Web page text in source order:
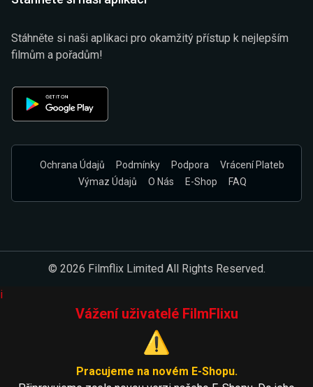
Stáhněte si naši aplikaci pro okamžitý přístup k nejlepším
filmům a pořadům!
Ochrana Údajů Podmínky Podpora
Vrácení Plateb
Výmaz Údajů
O Nás E-Shop FAQ
© 2026 Filmflix Limited All Rights Reserved.
i
Vážení uživatelé FilmFlixu
⚠️
Pracujeme na novém E-Shopu.